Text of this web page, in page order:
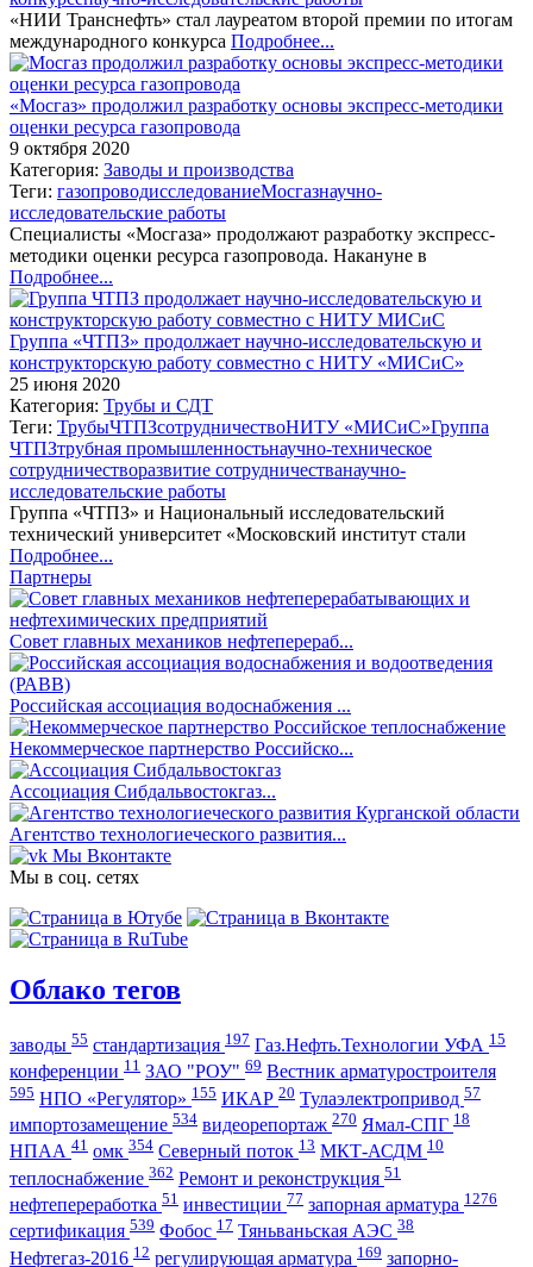
«НИИ Транснефть» стал лауреатом второй премии по итогам
международного конкурса Подробнее...
«Мосгаз» продолжил разработку основы экспресс-методики
оценки ресурса газопровода
9 октября 2020
Категория: Заводы и производства
Теги: газопроводисследованиеМосгазнаучно-
исследовательские работы
Специалисты «Мосгаза» продолжают разработку экспресс-
методики оценки ресурса газопровода. Накануне в
Подробнее...
Группа «ЧТПЗ» продолжает научно-исследовательскую и
конструкторскую работу совместно с НИТУ «МИСиС»
25 июня 2020
Категория: Трубы и СДТ
Теги: ТрубыЧТПЗсотрудничествоНИТУ «МИСиС»Группа
ЧТПЗтрубная промышленностьнаучно-техническое
сотрудничестворазвитие сотрудничестванаучно-
исследовательские работы
Группа «ЧТПЗ» и Национальный исследовательский
технический университет «Московский институт стали
Подробнее...
Партнеры
Совет главных механиков нефтеперераб...
Российская ассоциация водоснабжения ...
Некоммерческое партнерство Российско...
Ассоциация Сибдальвостокгаз...
Агентство технологиеческого развития...
Мы Вконтакте
Мы в соц. сетях
Облако тегов
заводы 55 стандартизация 197 Газ.Нефть.Технологии УФА 15
конференции 11 ЗАО "РОУ" 69 Вестник арматуростроителя
595 НПО «Регулятор» 155 ИКАР 20 Тулаэлектропривод 57
импортозамещение 534 видеорепортаж 270 Ямал-СПГ 18
НПАА 41 омк 354 Северный поток 13 МКТ-АСДМ 10
теплоснабжение 362 Ремонт и реконструкция 51
нефтепереработка 51 инвестиции 77 запорная арматура 1276
сертификация 539 Фобос 17 Тяньваньская АЭС 38
Нефтегаз-2016 12 регулирующая арматура 169 запорно-